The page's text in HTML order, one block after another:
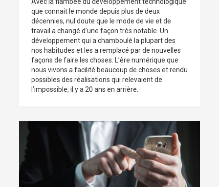
que connait le monde depuis plus de deux
décennies, nul doute que le mode de vie et de
travail a changé d’une façon très notable. Un
développement qui a chamboulé la plupart des
nos habitudes et les a remplacé par de nouvelles
façons de faire les choses. L’ère numérique que
nous vivons a facilité beaucoup de choses et rendu
possibles des réalisations qui relevaient de
l’impossible, il y a 20 ans en arrière.